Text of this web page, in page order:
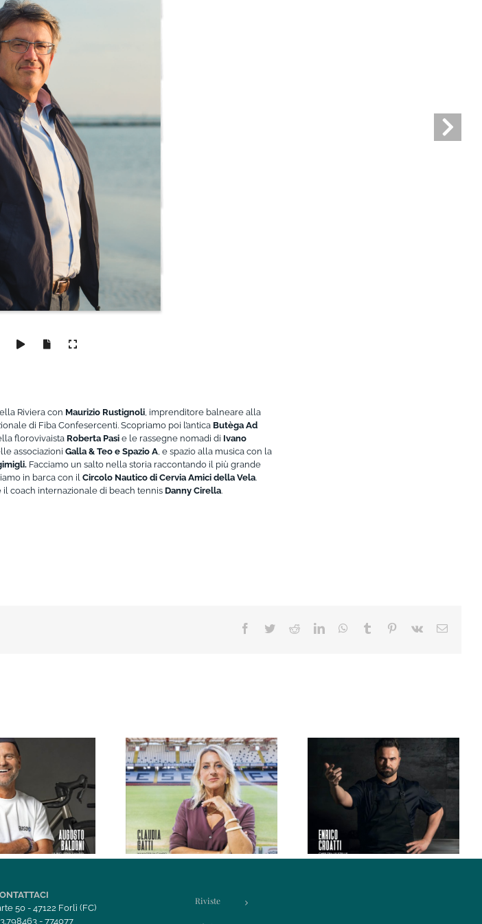
Riviera con Maurizio Rustignoli, imprenditore balneare alla
di Fiba Confesercenti. Scopriamo poi l’antica Butèga Ad
florovivaista Roberta Pasie le rassegne nomadi di Ivano
associazioni Galla & Teo e Spazio A, e spazio alla musica con la
Facciamo un salto nella storia raccontando il più grande
in barca con il Circolo Nautico di Cervia Amici della Vela.
il coach internazionale di beach tennis Danny Cirella.
Facebook
TwitterRedditLinkedInWhatsApp
Tumblr Pinterest
Vk Email
Magazine 03/2026 Cesena IN Magazine 03/2026 Rimini IN Magazine 02 2026
50 - 47122 Forlì (FC)
- 774077
Riviste